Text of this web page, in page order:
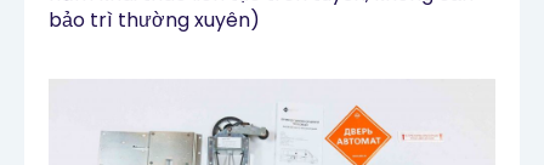
bảo trì thường xuyên)